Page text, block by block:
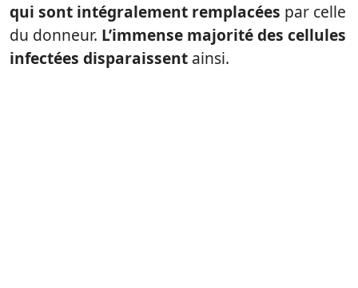
qui sont intégralement remplacées par celle
du donneur. L’immense majorité des cellules
infectées disparaissent ainsi.